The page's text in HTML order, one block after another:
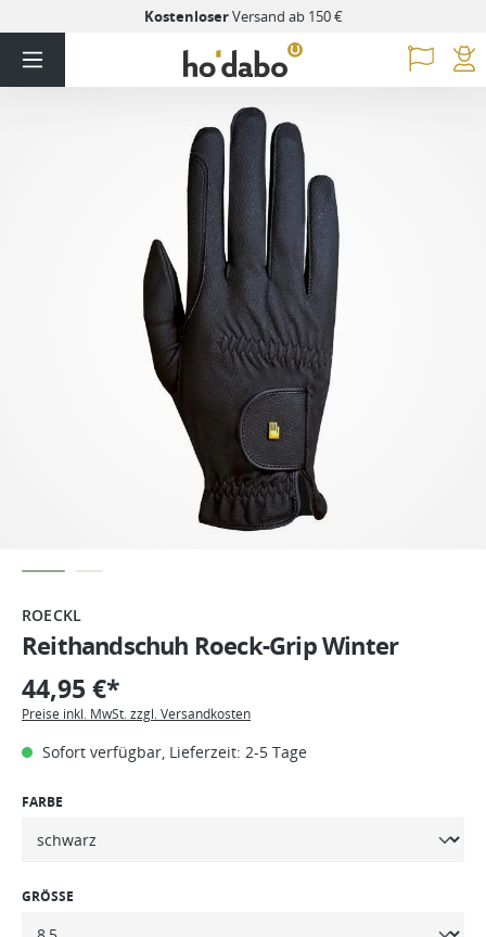
KostenloserVersand ab 150 €
ROECKL
Reithandschuh Roeck-Grip Winter
44,95 €*
Preise inkl. MwSt. zzgl. Versandkosten
Sofort verfügbar, Lieferzeit: 2-5 Tage
FARBE
GRÖSSE